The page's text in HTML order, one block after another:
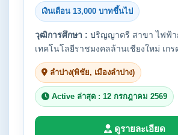
เงินเดือน 13,000 บาทขึ้นไป
วุฒิการศึกษา : ปริญญาตรี สาขา ไฟฟ้า
เทคโนโลยีราชมงคลล้านเชียงใหม่ เกร
ลำปาง(พิชัย, เมืองลำปาง)
Active ล่าสุด : 12 กรกฎาคม 2569
ดูรายละเอียด